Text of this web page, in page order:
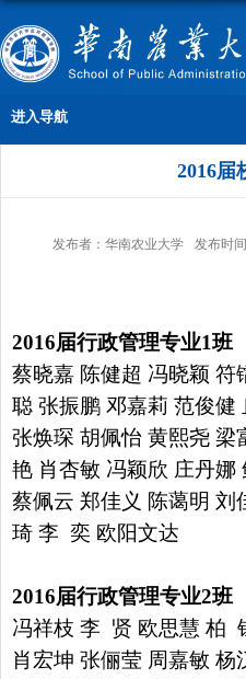
进入导航
2016届
发布者：华南农业大学 发布时
2016届行政管理专业1班
蔡晓嘉 陈健超 冯晓颖 符
聪 张振鹏 邓嘉莉 范俊健
张焕琛 胡佩怡 黄熙尧 梁
艳 肖杏敏 冯颖欣 庄丹娜
蔡佩云 郑佳义 陈蔼明 刘
琦 李 奕 欧阳文达
2016届行政管理专业2班
冯祥枝 李 贤 欧思慧 柏
肖宏坤 张俪莹 周嘉敏 杨